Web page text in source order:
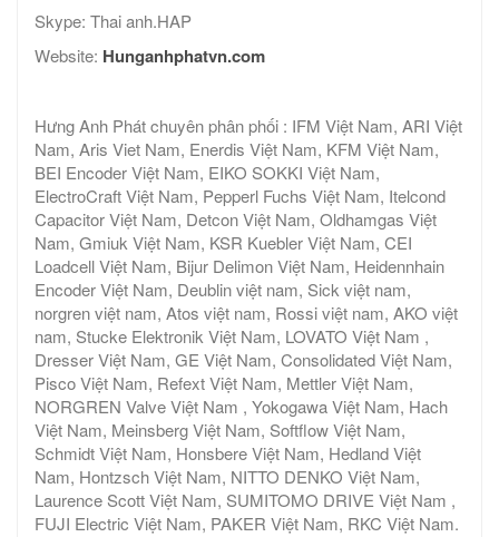
Skype: Thai anh.HAP
Website: Hunganhphatvn.com
Hưng Anh Phát chuyên phân phối : IFM Việt Nam, ARI Việt
Nam, Aris Viet Nam, Enerdis Việt Nam, KFM Việt Nam,
BEI Encoder Việt Nam, EIKO SOKKI Việt Nam,
ElectroCraft Việt Nam, Pepperl Fuchs Việt Nam, Itelcond
Capacitor Việt Nam, Detcon Việt Nam, Oldhamgas Việt
Nam, Gmiuk Việt Nam, KSR Kuebler Việt Nam, CEI
Loadcell Việt Nam, Bijur Delimon Việt Nam, Heidennhain
Encoder Việt Nam, Deublin việt nam, Sick việt nam,
norgren việt nam, Atos việt nam, Rossi việt nam, AKO việt
nam, Stucke Elektronik Việt Nam, LOVATO Việt Nam ,
Dresser Việt Nam, GE Việt Nam, Consolidated Việt Nam,
Pisco Việt Nam, Refext Việt Nam, Mettler Việt Nam,
NORGREN Valve Việt Nam , Yokogawa Việt Nam, Hach
Việt Nam, Meinsberg Việt Nam, Softflow Việt Nam,
Schmidt Việt Nam, Honsbere Việt Nam, Hedland Việt
Nam, Hontzsch Việt Nam, NITTO DENKO Việt Nam,
Laurence Scott Việt Nam, SUMITOMO DRIVE Việt Nam ,
FUJI Electric Việt Nam, PAKER Việt Nam, RKC Việt Nam.